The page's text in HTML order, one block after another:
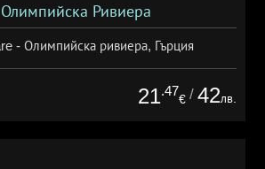
Олимпийска Ривиера
- Олимпийска ривиера, Гърция
21.47
€ / 42лв.